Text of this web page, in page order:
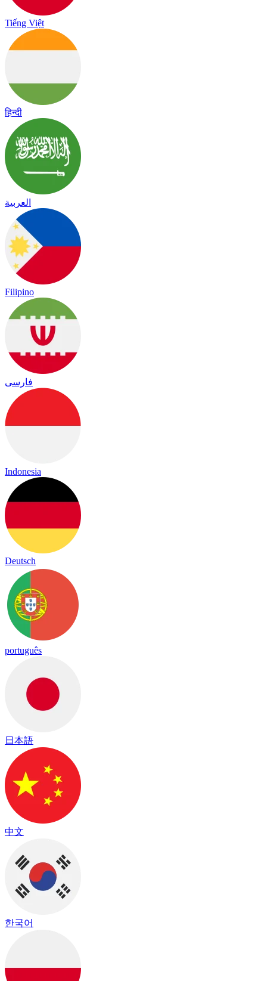
Tiếng Việt
हिन्दी
العربية
Filipino
فارسی
Indonesia
Deutsch
português
日本語
中文
한국어